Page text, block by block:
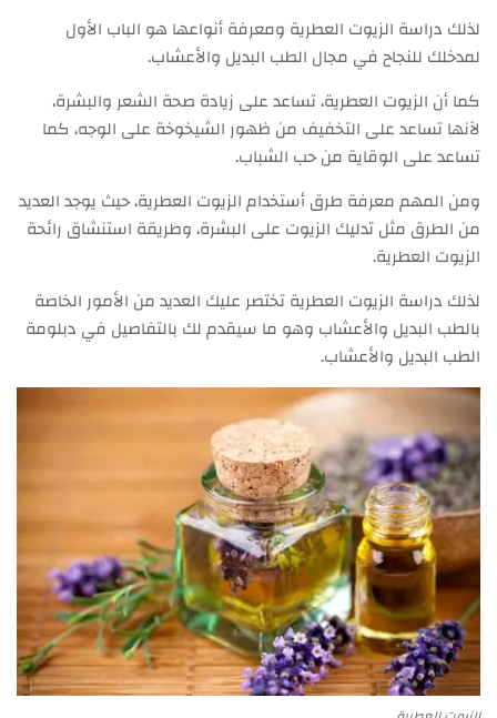
لذلك دراسة الزيوت العطرية ومعرفة أنواعها هو الباب الأول
لمدخلك للنجاح في مجال الطب البديل والأعشاب.
كما أن الزيوت العطرية، تساعد على زيادة صحة الشعر والبشرة،
لآنها تساعد على التخفيف من ظهور الشيخوخة على الوجه، كما
تساعد على الوقاية من حب الشباب.
ومن المهم معرفة طرق أستخدام الزيوت العطرية، حيث يوجد العديد
من الطرق مثل تدليك الزيوت على البشرة، وطريقة استنشاق رائحة
الزيوت العطرية.
لذلك دراسة الزيوت العطرية تختصر عليك العديد من الأمور الخاصة
بالطب البديل والأعشاب وهو ما سيقدم لك بالتفاصيل في دبلومة
الطب البديل والأعشاب.